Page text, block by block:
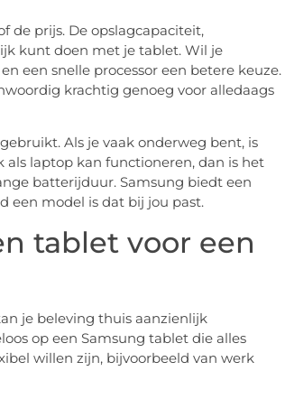
de prijs. De opslagcapaciteit,
kunt doen met je tablet. Wil je
een snelle processor een betere keuze.
krachtig genoeg voor alledaags
Als je vaak onderweg bent, is
laptop kan functioneren, dan is het
batterijduur. Samsung biedt een
een model is dat bij jou past.
tablet voor een
je beleving thuis aanzienlijk
op een Samsung tablet die alles
willen zijn, bijvoorbeeld van werk